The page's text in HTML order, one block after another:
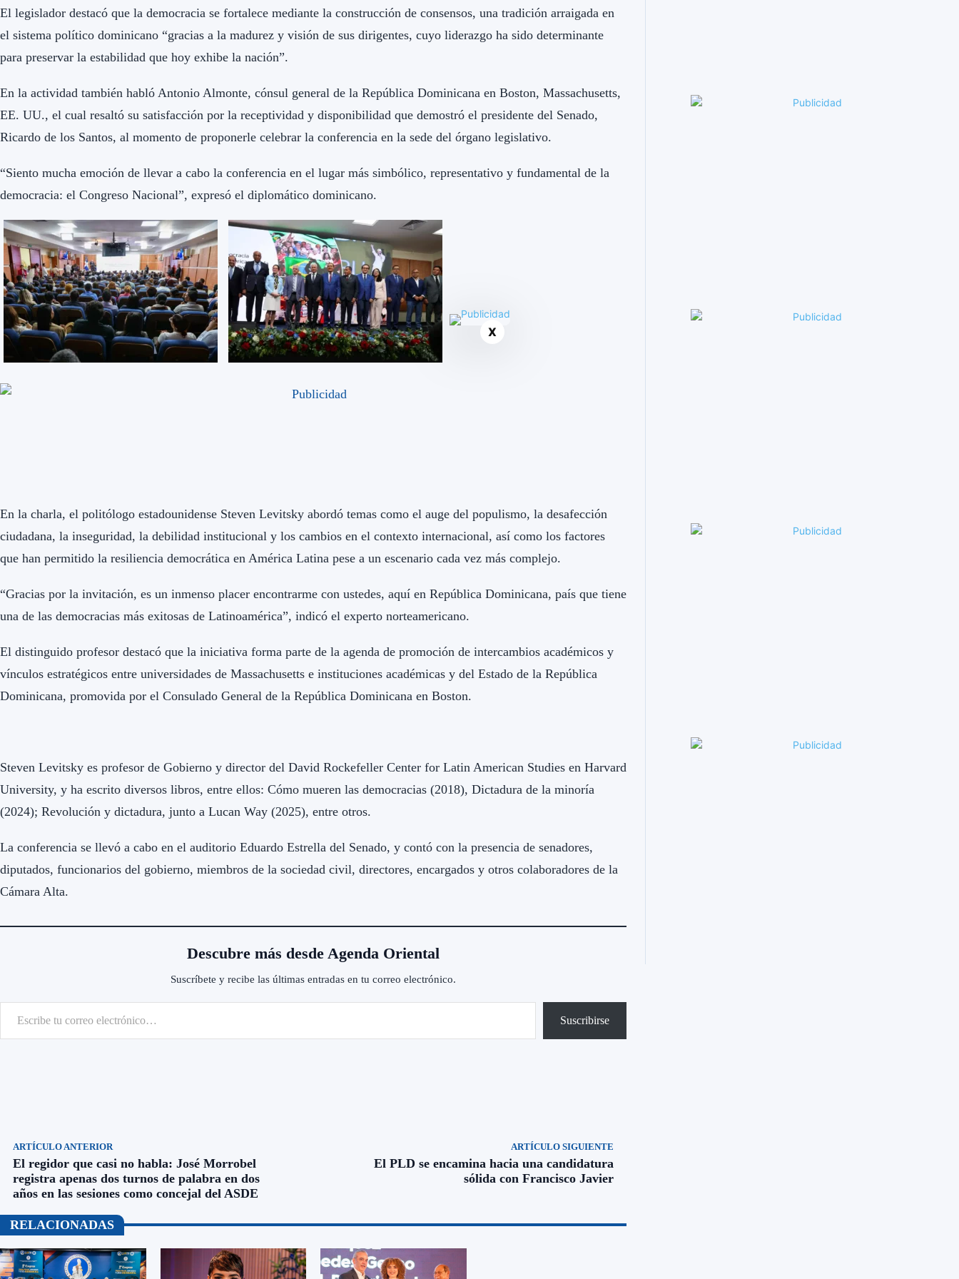
El legislador destacó que la democracia se fortalece mediante la construcción de consensos, una tradición arraigada en
el sistema político dominicano “gracias a la madurez y visión de sus dirigentes, cuyo liderazgo ha sido determinante
para preservar la estabilidad que hoy exhibe la nación”.
En la actividad también habló Antonio Almonte, cónsul general de la República Dominicana en Boston, Massachusetts,
EE. UU., el cual resaltó su satisfacción por la receptividad y disponibilidad que demostró el presidente del Senado,
Ricardo de los Santos, al momento de proponerle celebrar la conferencia en la sede del órgano legislativo.
“Siento mucha emoción de llevar a cabo la conferencia en el lugar más simbólico, representativo y fundamental de la
democracia: el Congreso Nacional”, expresó el diplomático dominicano.
En la charla, el politólogo estadounidense Steven Levitsky abordó temas como el auge del populismo, la desafección
ciudadana, la inseguridad, la debilidad institucional y los cambios en el contexto internacional, así como los factores
que han permitido la resiliencia democrática en América Latina pese a un escenario cada vez más complejo.
“Gracias por la invitación, es un inmenso placer encontrarme con ustedes, aquí en República Dominicana, país que tiene
una de las democracias más exitosas de Latinoamérica”, indicó el experto norteamericano.
El distinguido profesor destacó que la iniciativa forma parte de la agenda de promoción de intercambios académicos y
vínculos estratégicos entre universidades de Massachusetts e instituciones académicas y del Estado de la República
Dominicana, promovida por el Consulado General de la República Dominicana en Boston.
Steven Levitsky es profesor de Gobierno y director del David Rockefeller Center for Latin American Studies en Harvard
University, y ha escrito diversos libros, entre ellos: Cómo mueren las democracias (2018), Dictadura de la minoría
(2024); Revolución y dictadura, junto a Lucan Way (2025), entre otros.
La conferencia se llevó a cabo en el auditorio Eduardo Estrella del Senado, y contó con la presencia de senadores,
diputados, funcionarios del gobierno, miembros de la sociedad civil, directores, encargados y otros colaboradores de la
Cámara Alta.
Descubre más desde Agenda Oriental
Suscríbete y recibe las últimas entradas en tu correo electrónico.
Escribe tu correo electrónico…
Suscribirse
ARTÍCULO ANTERIOR
El regidor que casi no habla: José Morrobel
registra apenas dos turnos de palabra en dos
años en las sesiones como concejal del ASDE
ARTÍCULO SIGUIENTE
El PLD se encamina hacia una candidatura
sólida con Francisco Javier
RELACIONADAS
X